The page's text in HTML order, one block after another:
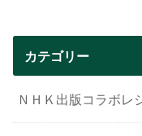
カテゴリー
ＮＨＫ出版コラボレ